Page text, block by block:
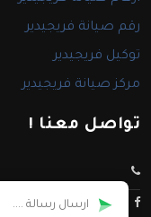
رقم صيانة فريجيدير
توكيل فريجيدير
مركز صيانة فريجيدير
تواصل معنا !